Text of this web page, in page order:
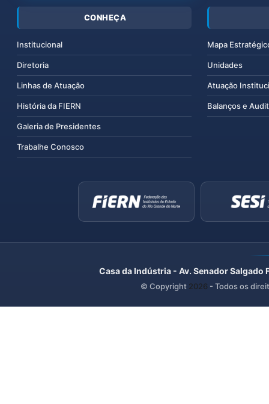
CONHEÇA
Institucional
Diretoria
Linhas de Atuação
História da FIERN
Galeria de Presidentes
Trabalhe Conosco
Mapa
Unidades
Atuação
Balanços e
Casa da Indústria - Av. Senador
© Copyright 2026 - Todos os